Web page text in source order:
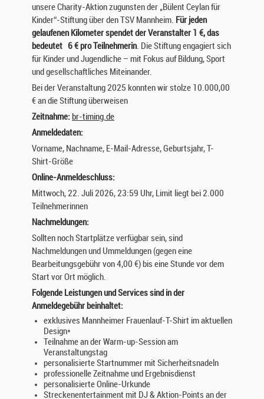
unsere Charity-Aktion zugunsten der „Bülent Ceylan für
Kinder“-Stiftung über den TSV Mannheim. Für jeden
gelaufenen Kilometer spendet der Veranstalter 1 €, das
bedeutet 6 € pro Teilnehmerin. Die Stiftung engagiert sich
für Kinder und Jugendliche – mit Fokus auf Bildung, Sport
und gesellschaftliches Miteinander.
Bei der Veranstaltung 2025 konnten wir stolze 10.000,00
€ an die Stiftung überweisen
Zeitnahme: br-timing.de
Anmeldedaten:
Vorname, Nachname, E-Mail-Adresse, Geburtsjahr, T-
Shirt-Größe
Online-Anmeldeschluss:
Mittwoch, 22. Juli 2026, 23:59 Uhr, Limit liegt bei 2.000
Teilnehmerinnen
Nachmeldungen:
Sollten noch Startplätze verfügbar sein, sind
Nachmeldungen und Ummeldungen (gegen eine
Bearbeitungsgebühr von 4,00 €) bis eine Stunde vor dem
Start vor Ort möglich.
Folgende Leistungen und Services sind in der
Anmeldegebühr beinhaltet:
exklusives Mannheimer Frauenlauf-T-Shirt im aktuellen
Design*
Teilnahme an der Warm-up-Session am
Veranstaltungstag
personalisierte Startnummer mit Sicherheitsnadeln
professionelle Zeitnahme und Ergebnisdienst
personalisierte Online-Urkunde
Streckenentertainment mit DJ & Aktion-Points an der